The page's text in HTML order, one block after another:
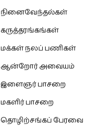
நினைவேந்தல்கள்
கருத்தரங்கங்கள்
மக்கள் நலப் பணிகள்
ஆன்றோர் அவையம்
இளைஞர் பாசறை
மகளிர் பாசறை
தொழிற்சங்கப் பேரவை